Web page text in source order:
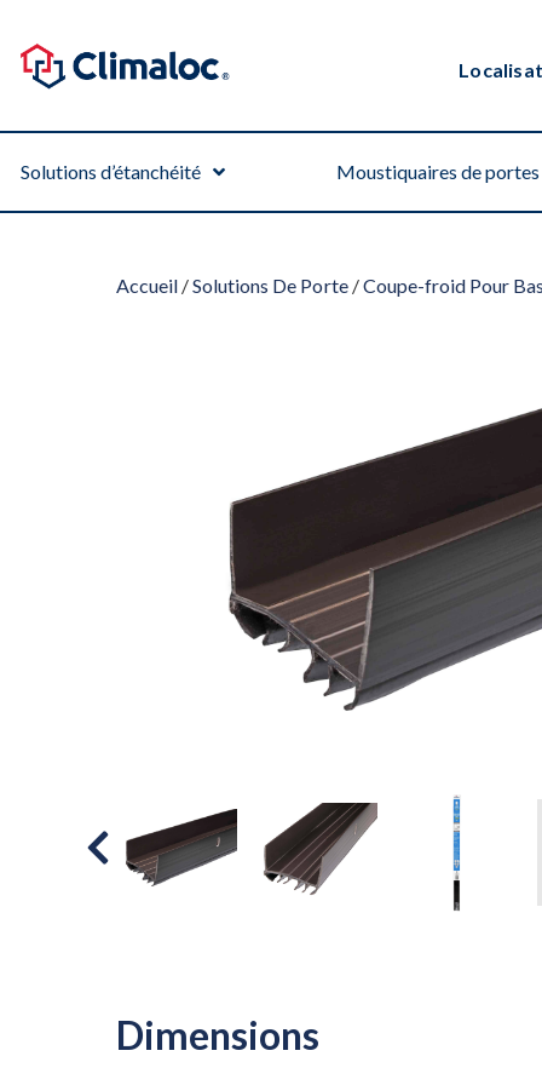
Solutions d’étanchéité Moustiquaires de
Accueil /Solutions De Porte/Coupe-froid Pour
Dimensions